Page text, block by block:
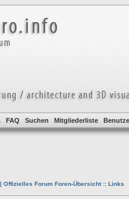
FAQ Suchen Mitgliederliste
Offizielles Forum Foren-Übersicht:: Links